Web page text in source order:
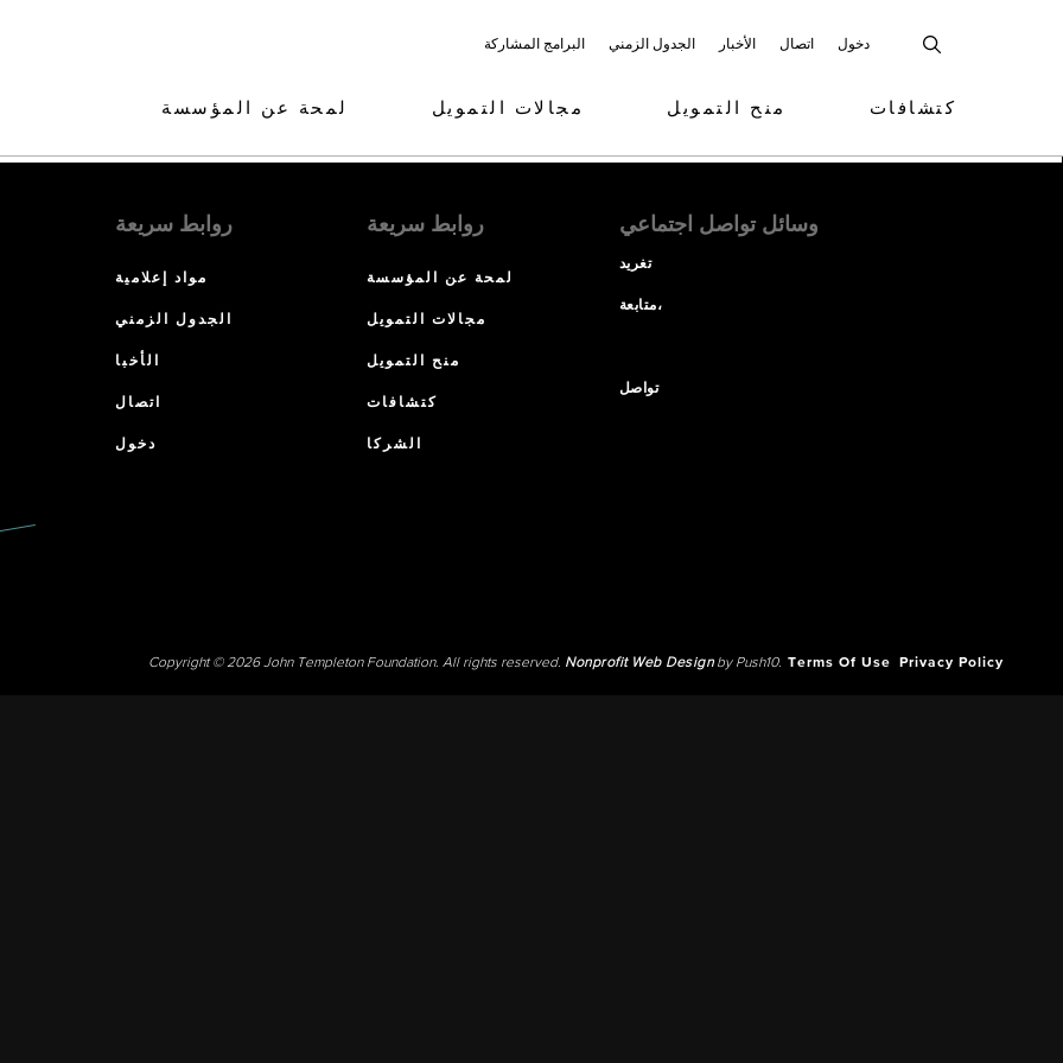
البرامج المشاركة الجدول الزمني الأخبار اتصال دخول
لمحة عن المؤسسة مجالات التمويل منح التمويل كتشافات
روابط سريعة
مواد إعلامية
الجدول الزمني
الأخبا
اتصال
دخول
روابط سريعة
لمحة عن المؤسسة
مجالات التمويل
منح التمويل
كتشافات
الشركا
وسائل تواصل اجتماعي
تغريد
متابعة،
تواصل
Copyright © 2026 John Templeton Foundation. All rights reserved. Nonprofit Web Designby Push10. Terms Of Use Privacy Policy